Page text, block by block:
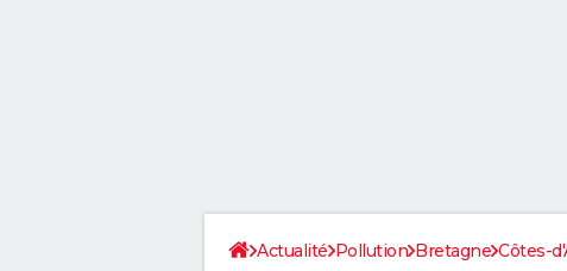
Actualité Pollution Bretagne Côtes-